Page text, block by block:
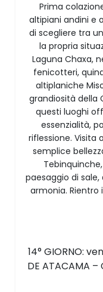
Prima
altipiani andini e
di scegliere tra
la propria
Laguna Chaxa,
fenicotteri,
altiplaniche
grandiosità della
questi luoghi
essenzialità,
riflessione. Visita
semplice
paesaggio di
armonia.
14° GIORNO:
DE ATACAMA –